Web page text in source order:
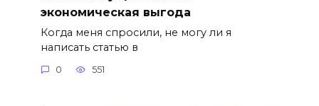
экономическая выгода
Когда меня спросили, не могу ли я
написать статью в
0 551